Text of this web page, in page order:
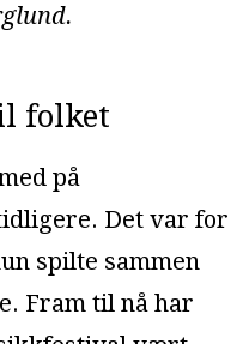
folket
på
Det var for
spilte sammen
Fram til nå har